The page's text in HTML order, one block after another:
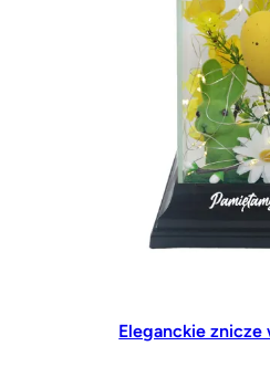
Eleganckie znicze